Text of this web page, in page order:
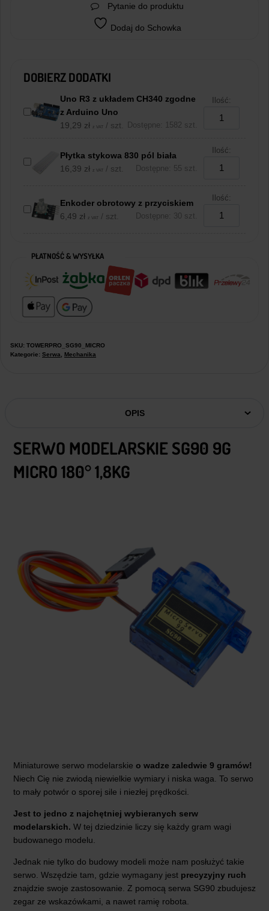
Pytanie do produktu
Dodaj do Schowka
DOBIERZ DODATKI
Uno R3 z układem CH340 zgodne
z Arduino Uno
19,29 zł z VAT / szt. Dostępne: 1582 szt.
Ilość:
Płytka stykowa 830 pól biała
16,39 zł z VAT / szt. Dostępne: 55 szt.
Ilość:
Enkoder obrotowy z przyciskiem
6,49 zł z VAT / szt. Dostępne: 30 szt.
Ilość:
PŁATNOŚĆ & WYSYŁKA
SKU: TOWERPRO_SG90_MICRO
Kategorie: Serwa, Mechanika
OPIS
SERWO MODELARSKIE SG90 9G
MICRO 180° 1,8KG
Miniaturowe serwo modelarskie o wadze zaledwie 9 gramów!
Niech Cię nie zwiodą niewielkie wymiary i niska waga. To serwo
to mały potwór o sporej sile i niezłej prędkości.
Jest to jedno z najchętniej wybieranych serw
modelarskich. W tej dziedzinie liczy się każdy gram wagi
budowanego modelu.
Jednak nie tylko do budowy modeli może nam posłużyć takie
serwo. Wszędzie tam, gdzie wymagany jest precyzyjny ruch
znajdzie swoje zastosowanie. Z pomocą serwa SG90 zbudujesz
zegar ze wskazówkami, a nawet ramię robota.